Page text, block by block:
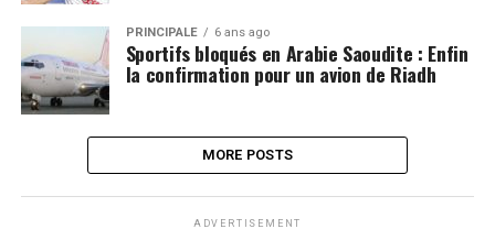
PRINCIPALE 6 ans ago
Sportifs bloqués en Arabie Saoudite : Enfin
la confirmation pour un avion de Riadh
MORE POSTS
ADVERTISEMENT